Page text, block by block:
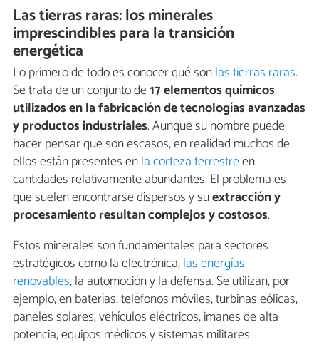
Las tierras raras: los minerales
imprescindibles para la transición
energética
Lo primero de todo es conocer qué sonlas tierras raras.
Se trata de un conjunto de17 elementos químicos
utilizados en la fabricación de tecnologías avanzadas
y productos industriales. Aunque su nombre puede
hacer pensar que son escasos, en realidad muchos de
ellos están presentes enla corteza terrestreen
cantidades relativamente abundantes. El problema es
que suelen encontrarse dispersos y suextracción y
procesamiento resultan complejos y costosos.
Estos minerales son fundamentales para sectores
estratégicos como la electrónica,las energías
renovables, la automoción y la defensa. Se utilizan, por
ejemplo, en baterías, teléfonos móviles, turbinas eólicas,
paneles solares, vehículos eléctricos, imanes de alta
potencia, equipos médicos y sistemas militares.